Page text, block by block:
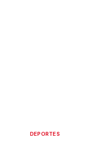
DEPORTES